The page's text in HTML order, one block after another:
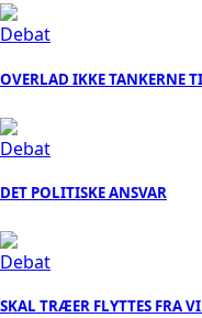
Debat
OVERLAD IKKE TANKERNE
Debat
DET POLITISKE ANSVAR
Debat
SKAL TRÆER FLYTTES FRA